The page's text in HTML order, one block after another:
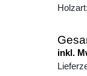
inkl.